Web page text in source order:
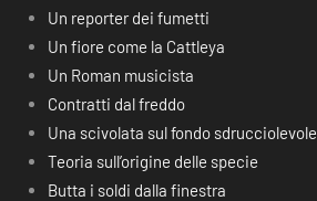
Un reporter dei fumetti
Un fiore come la Cattleya
Un Roman musicista
Contratti dal freddo
Una scivolata sul fondo sdrucciolevole
Teoria sull’origine delle specie
Butta i soldi dalla finestra